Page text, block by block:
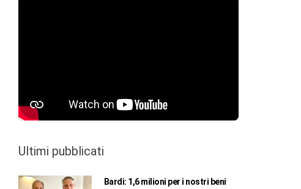
Ultimi pubblicati
Bardi: 1,6 milioni per i nostri beni